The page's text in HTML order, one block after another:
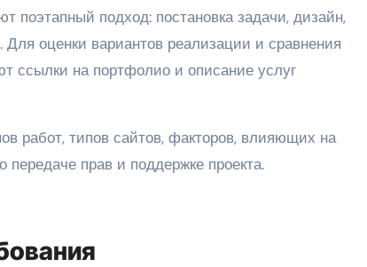
Для оценки вариантов реализации и сравнения
ссылки на портфолио и описание услуг
работ, типов сайтов, факторов, влияющих на
прав и поддержке проекта.